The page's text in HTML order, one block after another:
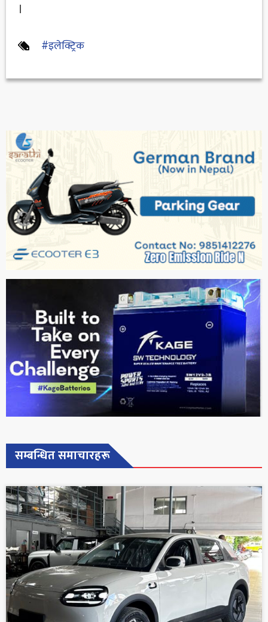
।
#इलेक्ट्रिक
सम्बन्धित समाचारहरू